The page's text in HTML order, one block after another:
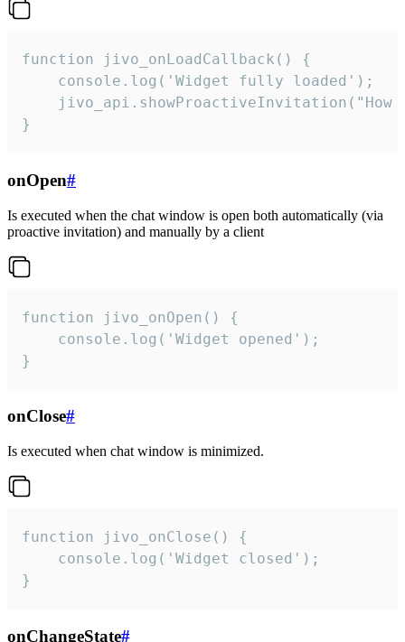
function jivo_onLoadCallback() {
    console.log('Widget fully loaded');
jivo_api.showProactiveInvitation("How
}
onOpen#
Is executed when the chat window is open both automatically (via
proactive invitation) and manually by a client
function jivo_onOpen() {
    console.log('Widget opened');
}
onClose#
Is executed when chat window is minimized.
function jivo_onClose() {
    console.log('Widget closed');
}
onChangeState#